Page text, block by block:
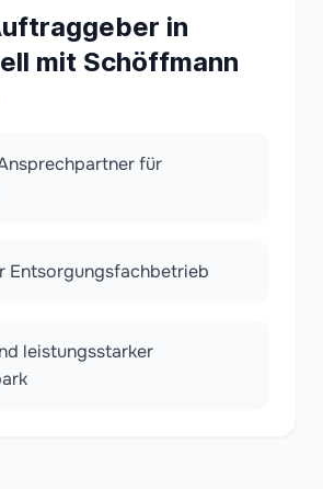
in
mit Schöffmann
für
Entsorgungsfachbetrieb
leistungsstarker